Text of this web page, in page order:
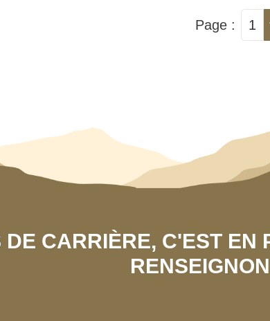
Page : 1
CARRIÈRE, C'EST EN